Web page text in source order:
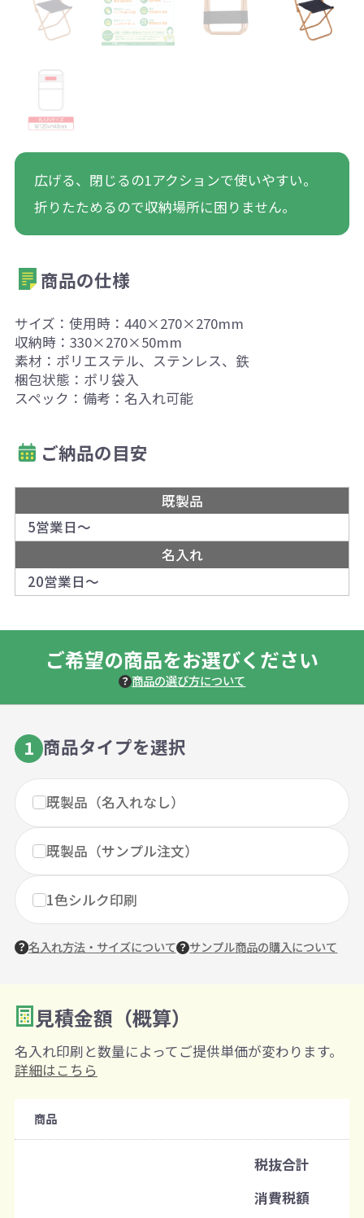
広げる、閉じるの1アクションで使いやすい。
折りたためるので収納場所に困りません。
商品の仕様
サイズ：使用時：440×270×270mm
収納時：330×270×50mm
素材：ポリエステル、ステンレス、鉄
梱包状態：ポリ袋入
スペック：備考：名入れ可能
ご納品の目安
既製品
5営業日～
名入れ
20営業日～
ご希望の商品をお選びください
商品の選び方について
1 商品タイプを選択
既製品（名入れなし）
既製品（サンプル注文）
1色シルク印刷
名入れ方法・サイズについて サンプル商品の購入について
2 数量を入力
購入条件
既製品：24個から
名入れあり：100個から
見積金額（概算）
名入れ印刷と数量によってご提供単価が変わります。
詳細はこちら
商品
税抜合計
消費税額